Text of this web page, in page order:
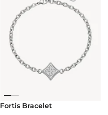
Fortis Bracelet